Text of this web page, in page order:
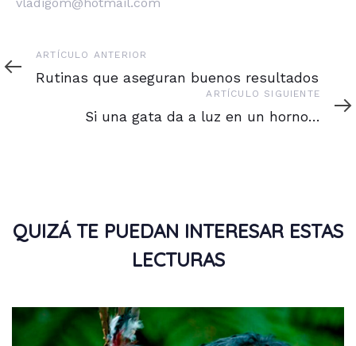
Artículo
anterior
ARTÍCULO ANTERIOR
Rutinas que aseguran buenos resultados
siguiente
ARTÍCULO SIGUIENTE
Si una gata da a luz en un horno…
QUIZÁ TE PUEDAN INTERESAR ESTAS
LECTURAS